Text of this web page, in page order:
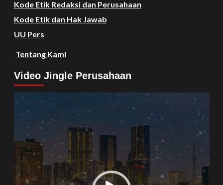
Kode Etik Redaksi dan Perusahaan
Kode Etik dan Hak Jawab
UU Pers
Tentang Kami
Video Jingle Perusahaan
Video
Player